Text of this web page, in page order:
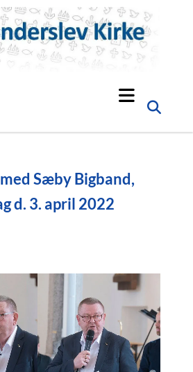
Sæby Bigband,
d. 3. april 2022